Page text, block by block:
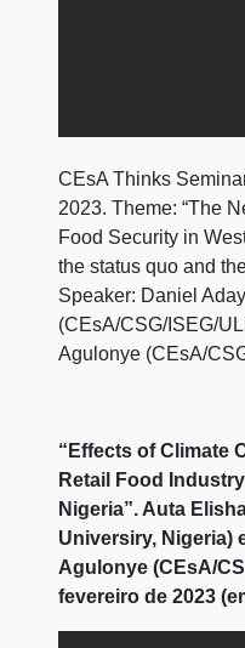
CEsA Thinks
2023. Theme: “The
Food Security in
the status quo and
Speaker: Daniel
(CEsA/CSG/ISEG/
Agulonye (CEsA/
“Effects of Climate
Retail Food
Nigeria”. Auta
Universiry, Nigeria)
Agulonye (CEsA/
fevereiro de 2023